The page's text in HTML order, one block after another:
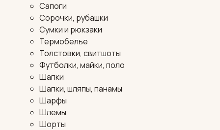
Сапоги
Сорочки, рубашки
Сумки и рюкзаки
Термобелье
Толстовки, свитшоты
Футболки, майки, поло
Шапки
Шапки, шляпы, панамы
Шарфы
Шлемы
Шорты